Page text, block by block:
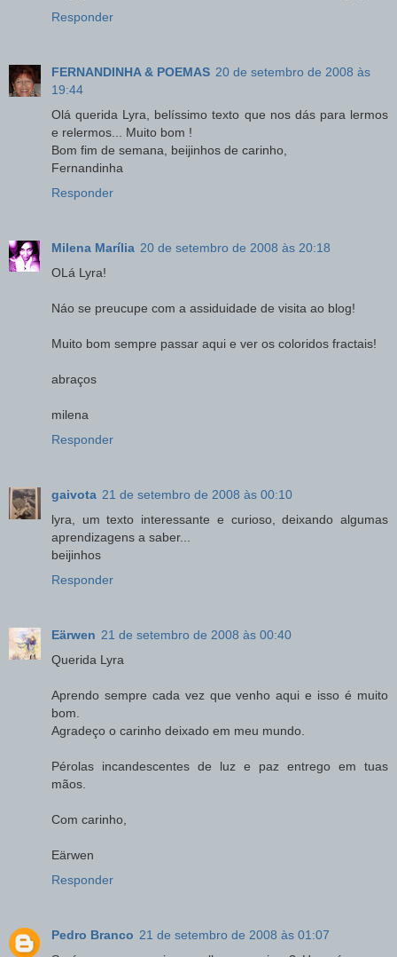
Responder
FERNANDINHA & POEMAS 20 de setembro de 2008 às
19:44
Olá querida Lyra, belíssimo texto que nos dás para lermos
e relermos... Muito bom !
Bom fim de semana, beijinhos de carinho,
Fernandinha
Responder
Milena Marília 20 de setembro de 2008 às 20:18
OLá Lyra!
Náo se preucupe com a assiduidade de visita ao blog!
Muito bom sempre passar aqui e ver os coloridos fractais!
abraços
milena
Responder
gaivota 21 de setembro de 2008 às 00:10
lyra, um texto interessante e curioso, deixando algumas
aprendizagens a saber...
beijinhos
Responder
Eärwen 21 de setembro de 2008 às 00:40
Querida Lyra
Aprendo sempre cada vez que venho aqui e isso é muito
bom.
Agradeço o carinho deixado em meu mundo.
Pérolas incandescentes de luz e paz entrego em tuas
mãos.
Com carinho,
Eärwen
Responder
Pedro Branco 21 de setembro de 2008 às 01:07